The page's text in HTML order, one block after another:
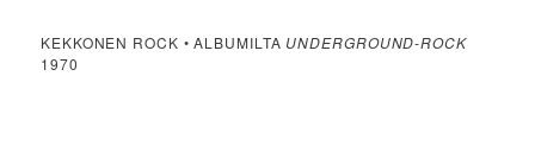
KEKKONEN ROCK • ALBUMILTA UNDERGROUND-ROCK
1970